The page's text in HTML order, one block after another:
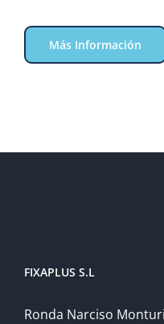
Más Información
FIXAPLUS S.L
Ronda Narciso